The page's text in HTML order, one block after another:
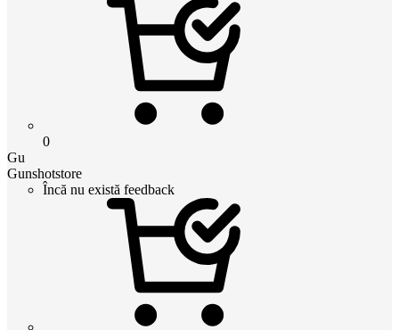
0
Gu
Gunshotstore
Încă nu există feedback